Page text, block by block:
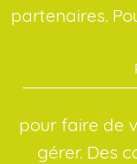
partenaires.
pour faire de
gérer. Des